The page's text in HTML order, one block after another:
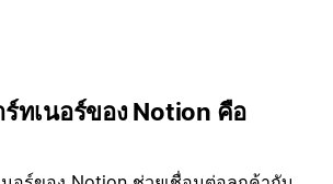
ทเนอร์ของ Notion คือ